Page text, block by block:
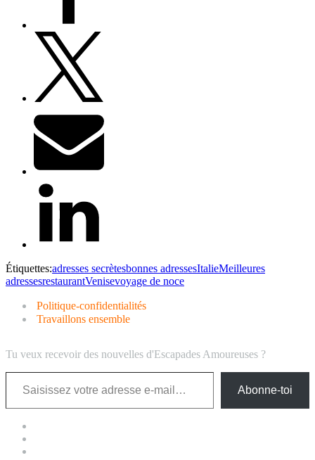
Étiquettes:adresses secrètesbonnes adressesItalieMeilleures
adressesrestaurantVenisevoyage de noce
Politique-confidentialités
Travaillons ensemble
Tu veux recevoir des nouvelles d'Escapades Amoureuses ?
Saisissez votre adresse e-mail…
Abonne-toi